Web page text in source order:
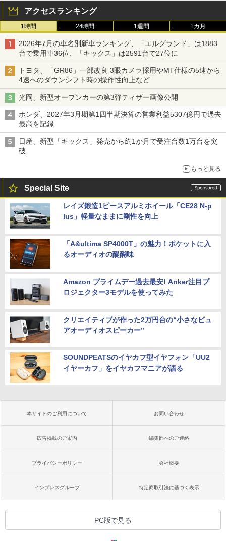
アクセスランキング
1時間 24時間 1週間 1カ月
2026年7月の車名別新車ランキング、「エルグランド」は1883
台で乗用車36位、「キックス」は2591台で27位に
トヨタ、「GR86」一部改良 3眼カメラ採用やMT仕様の5速から
4速へのダウンシフト時の操作性向上など
光岡、新型オープンカーの第3弾ティザー画像公開
ホンダ、2027年3月期第1四半期決算の営業利益5307億円で過去
最高を記録
日産、新型「キックス」発売から約1か月で受注台数1万台を突
破
もっと見る
Special Site
レイズ鍛造1ピースアルミホイール「CE28 N-p
lus」軽量なままに剛性を向上
「A&ultima SP4000T」の魅力！ポケットに入
るオーディオの醍醐味
Amazon プライムデー過去最安! Anker注目プ
ロジェクター3モデルを使ってみた
クリエイティブが作った2万円台の“小さなピュ
アオーディオスピーカー”
SOUNDPEATSのイヤカフ型イヤフォン「UU2
イヤーカフ」をイヤカフマニアが語る
本サイトのご利用について お問い合わせ
広告掲載のご案内 編集部へのご連絡
プライバシーポリシー 会社概要
インプレスグループ 特定商取引法に基づく表示
PC版で見る